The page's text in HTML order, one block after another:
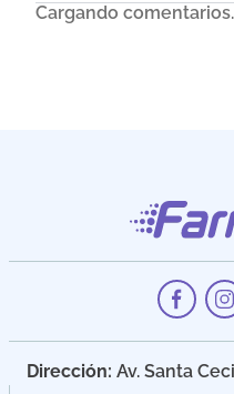
Cargando
Dirección: Av. Santa